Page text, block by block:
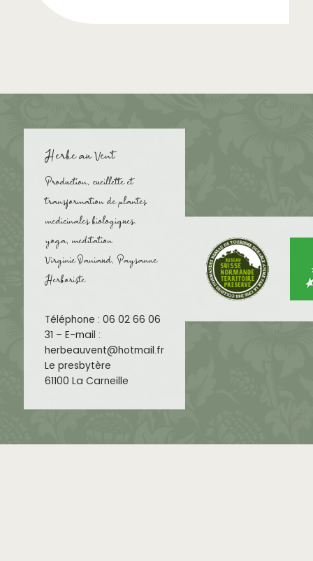
Herbe au Vent
Production, cueillette et
transformation de plantes
medicinales biologiques.
yoga, meditation
Virginie Daniaud, Paysanne
Herboriste
Téléphone : 06 02 66 06
31 – E-mail :
herbeauvent@hotmail.fr
Le presbytère
61100 La Carneille